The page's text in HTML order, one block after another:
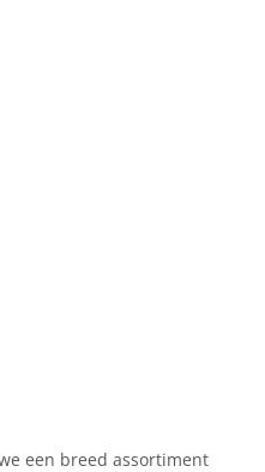
een breed assortiment